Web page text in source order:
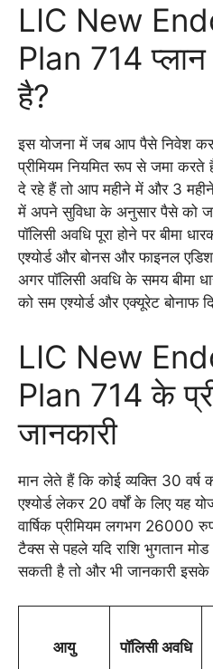
LIC New
Plan 714
है?
इस योजना में जब आप पैसे निवेश
प्रीमियम नियमित रूप से जमा
दे रहे हैं तो आप महीने में और 3
में अपने सुविधा के अनुसार पैसे को
पॉलिसी अवधि पूरा होने पर बीमा
एश्योर्ड और बोनस और फाइनल
अगर पॉलिसी अवधि के समय बीमा
को सम एश्योर्ड और एक्यूरेट बोनाफ
LIC New
Plan 714 के
जानकारी
मान लेते हैं कि कोई व्यक्ति 30
एश्योर्ड लेकर 20 वर्षों के लिए यह
वार्षिक प्रीमियम लगभग 26000
टैक्स से पहले यदि राशि भुगतान
सकती है तो और भी जानकारी इसके
आयु पॉलिसी अवधि